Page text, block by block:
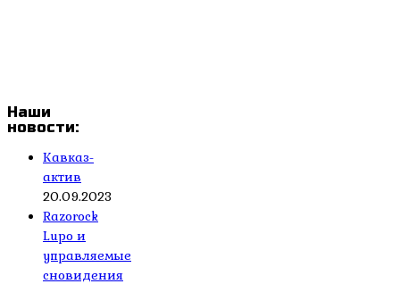
Наши
новости:
Кавказ-
актив
20.09.2023
Razorock
Lupo и
управляемые
сновидения